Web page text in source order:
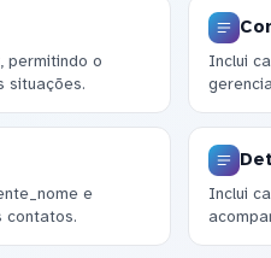
permitindo o
situações.
Inclui
e
contatos.
Inclui